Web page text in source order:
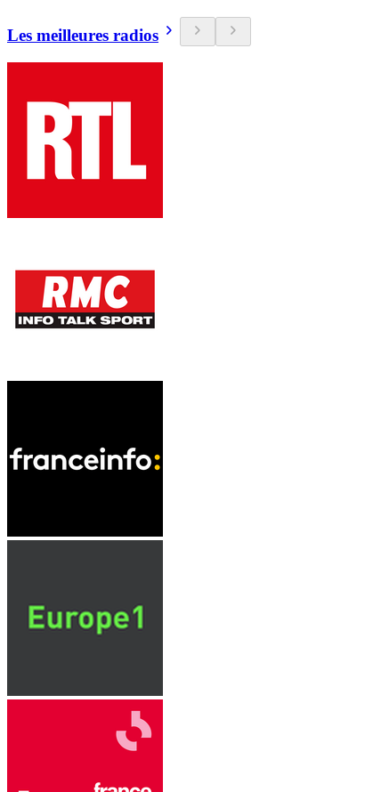
Les meilleures radios